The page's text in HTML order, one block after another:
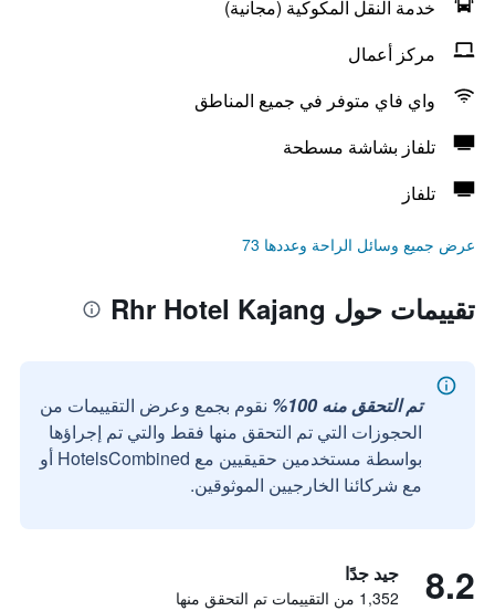
خدمة النقل المكوكية (مجانية)
مركز أعمال
واي فاي متوفر في جميع المناطق
تلفاز بشاشة مسطحة
تلفاز
عرض جميع وسائل الراحة وعددها 73
تقييمات حول Rhr Hotel Kajang
تم التحقق منه 100%
نقوم بجمع وعرض التقييمات من
الحجوزات التي تم التحقق منها فقط والتي تم إجراؤها
بواسطة مستخدمين حقيقيين مع HotelsCombined أو
مع شركائنا الخارجيين الموثوقين.
8.2 جيد جدًا
1,352 من التقييمات تم التحقق منها